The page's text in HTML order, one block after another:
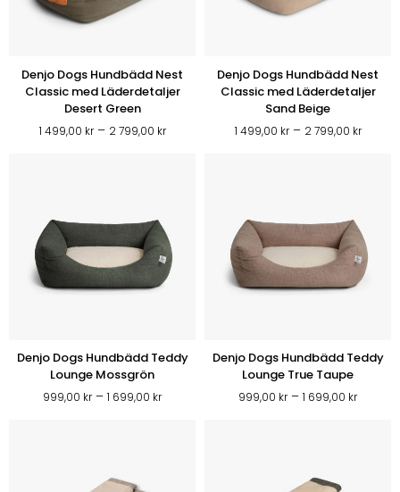
Denjo Dogs Hundbädd Nest
Classic med Läderdetaljer
Desert Green
1 499,00 kr – 2 799,00 krPrisintervall:
Denjo Dogs Hundbädd Nest
Classic med Läderdetaljer
Sand Beige
1 499,00 kr – 2 799,00 kr
Denjo Dogs Hundbädd Teddy
Lounge Mossgrön
999,00 kr – 1 699,00 krPrisintervall:
Denjo Dogs Hundbädd Teddy
Lounge True Taupe
999,00 kr – 1 699,00 kr